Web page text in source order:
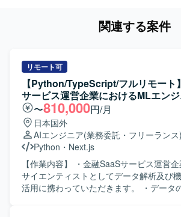
関連する案件
リモート可
【Python/TypeScript/フルリモート
サービス運営企業におけるMLエン
〜810,000円/月
日本国外
AIエンジニア(業務委託・フリーランス)
Python ・ Next.js
【作業内容】 ・金融SaaSサービス運営
サイエンティストとしてデータ解析及び
活用に携わっていただきます。 ・データ